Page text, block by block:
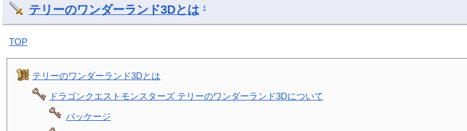
テリーのワンダーランド3Dとは †
TOP
テリーのワンダーランド3Dとは
ドラゴンクエストモンスターズ テリーのワンダーランド3Dについて
パッケージ